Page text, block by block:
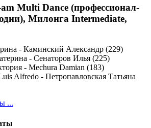
Multi Dance (профессионал-
Милонга Intermediate,
- Каминский Александр (229)
- Сенаторов Илья (225)
- Mechura Damian (183)
Alfredo - Петропавловская Татьяна
...